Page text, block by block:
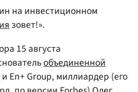
на инвестиционном
зовет!».
15 августа
объединенной
и En+ Group, миллиардер (его